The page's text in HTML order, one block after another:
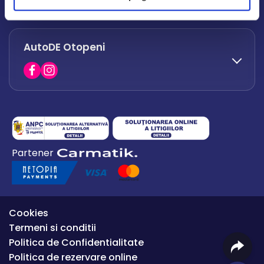
office.afumati@autode.ro
0730 063 852
0730 063 851
AutoDE Otopeni
0754 649 360
office.premium@autode.ro
Partener
Cookies
Termeni si conditii
Politica de Confidentialitate
Politica de rezervare online